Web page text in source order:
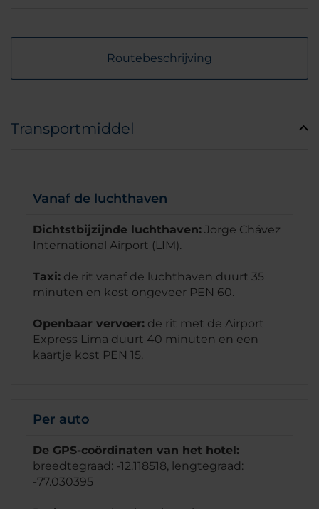
Routebeschrijving
Transportmiddel
Vanaf de luchthaven
Dichtstbijzijnde luchthaven: Jorge Chávez
International Airport (LIM).
Taxi: de rit vanaf de luchthaven duurt 35
minuten en kost ongeveer PEN 60.
Openbaar vervoer: de rit met de Airport
Express Lima duurt 40 minuten en een
kaartje kost PEN 15.
Per auto
De GPS-coördinaten van het hotel:
breedtegraad: -12.118518, lengtegraad:
-77.030395